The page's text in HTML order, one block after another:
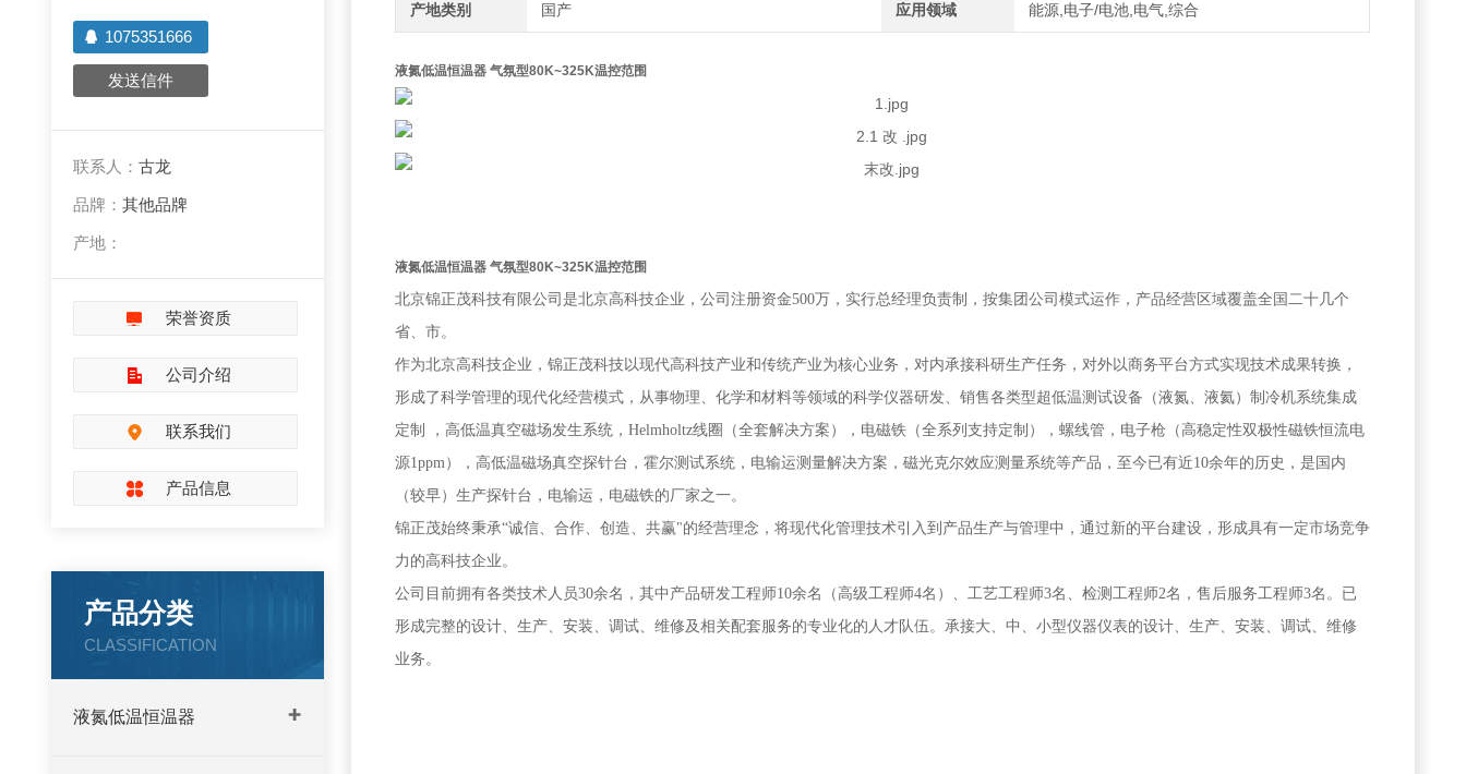
产地类别 国产 应用领域 能源,电子/电池,电气,综合
液氮低温恒温器 气氛型80K~325K温控范围
液氮低温恒温器 气氛型80K~325K温控范围
北京锦正茂科技有限公司是北京高科技企业，公司注册资金500万，实行总经理负责制，按集团公司模式运作，产品经营区域覆盖全国二十几个
省、市。
作为北京高科技企业，锦正茂科技以现代高科技产业和传统产业为核心业务，对内承接科研生产任务，对外以商务平台方式实现技术成果转换，
形成了科学管理的现代化经营模式，从事物理、化学和材料等领域的科学仪器研发、销售各类型超低温测试设备（液氮、液氦）制冷机系统集成
定制
，高低温真空磁场发生系统，Helmholtz线圈（全套解决方案），电磁铁（全系列支持定制），螺线管，电子枪（高稳定性双极性磁铁恒流电
源1ppm），高低温磁场真空探针台，霍尔测试系统，电输运测量解决方案，磁光克尔效应测量系统等产品，至今已有近10余年的历史，是国内
（较早）生产探针台，电输运，电磁铁的厂家之一。
锦正茂始终秉承“诚信、合作、创造、共赢"的经营理念，将现代化管理技术引入到产品生产与管理中，通过新的平台建设，形成具有一定市场竞争
力的高科技企业。
公司目前拥有各类技术人员30余名，其中产品研发工程师10余名（高级工程师4名）、工艺工程师3名、检测工程师2名，售后服务工程师3名。已
形成完整的设计、生产、安装、调试、维修及相关配套服务的专业化的人才队伍。承接大、中、小型仪器仪表的设计、生产、安装、调试、维修
业务。
1075351666
发送信件
联系人：古龙
品牌：其他品牌
产地：
荣誉资质
公司介绍
联系我们
产品信息
产品分类
CLASSIFICATION
液氮低温恒温器